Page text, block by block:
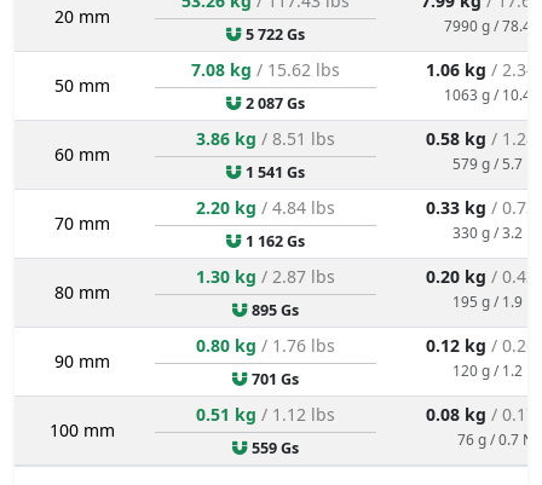
20 mm
5 722 Gs 7990 g / 78.4
50 mm
7.08 kg / 15.62 lbs
2 087 Gs
1.06 kg / 2.34
1063 g / 10.4
60 mm
3.86 kg / 8.51 lbs
1 541 Gs
0.58 kg / 1.28
579 g / 5.7 N
70 mm
2.20 kg / 4.84 lbs
1 162 Gs
0.33 kg / 0.73
330 g / 3.2 N
80 mm
1.30 kg / 2.87 lbs
895 Gs
0.20 kg / 0.43
195 g / 1.9 N
90 mm
0.80 kg / 1.76 lbs
701 Gs
0.12 kg / 0.26
120 g / 1.2 N
100 mm
0.51 kg / 1.12 lbs
559 Gs
0.08 kg / 0.17
76 g / 0.7 N